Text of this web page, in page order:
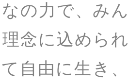
なの力で、み
念に込めら
自由に生き